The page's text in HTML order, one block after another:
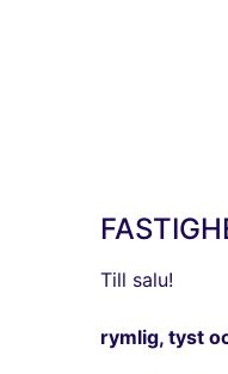
Till salu!
rymlig, tyst